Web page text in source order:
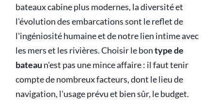
bateaux cabine plus modernes, la diversité et
l'évolution des embarcations sont le reflet de
l'ingéniosité humaine et de notre lien intime avec
les mers et les rivières. Choisir le bontype de
bateau n'est pas une mince affaire : il faut tenir
compte de nombreux facteurs, dont le lieu de
navigation, l'usage prévu et bien sûr, le budget.